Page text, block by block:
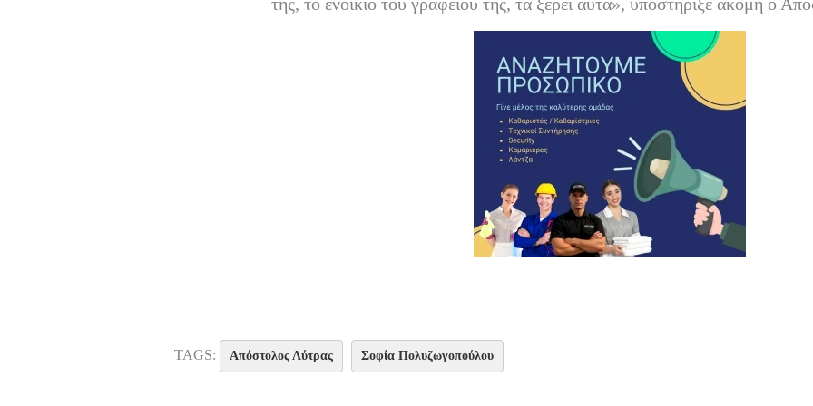
της, το ενοίκιο του γραφείου της, τα ξέρει αυτά», υποστήριξε ακόμη ο
TAGS: Απόστολος Λύτρας Σοφία Πολυζωγοπούλου